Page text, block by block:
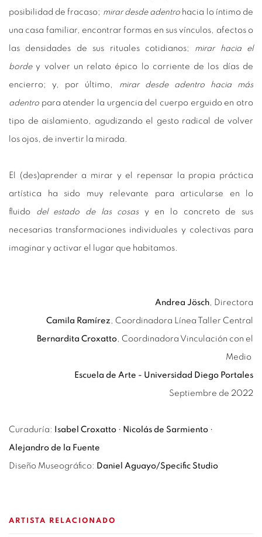
posibilidad de fracaso; mirar desde adentro hacia lo íntimo de
una casa familiar, encontrar formas en sus vínculos, afectos o
las densidades de sus rituales cotidianos; mirar hacia el
bordey volver un relato épico lo corriente de los días de
encierro; y, por último, mirar desde adentro hacia más
adentro para atender la urgencia del cuerpo erguido en otro
tipo de aislamiento, agudizando el gesto radical de volver
los ojos, de invertir la mirada.
El (des)aprender a mirar y el repensar la propia práctica
artística ha sido muy relevante para articularse en lo
fluido del estado de las cosasy en lo concreto de sus
necesarias transformaciones individuales y colectivas para
imaginar y activar el lugar que habitamos.
Andrea Jösch , Directora
Camila Ramírez , Coordinadora Línea Taller Central
Bernardita Croxatto , Coordinadora Vinculación con el
Medio
Escuela de Arte - Universidad Diego Portales
Septiembre de 2022
Curaduría: Isabel Croxatto • Nicolás de Sarmiento •
Alejandro de la Fuente
Diseño Museográfico: Daniel Aguayo/Specific Studio
ARTISTA RELACIONADO